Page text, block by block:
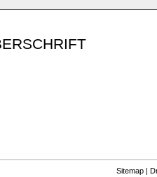
Sitemap|